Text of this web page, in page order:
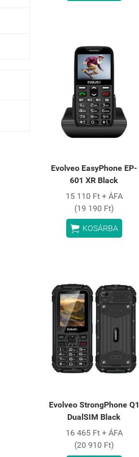
Evolveo EasyPhone EP-
601 XR Black
15 110 Ft + ÁFA
(19 190 Ft)
 KOSÁRBA
Evolveo StrongPhone Q1
DualSIM Black
16 465 Ft + ÁFA
(20 910 Ft)